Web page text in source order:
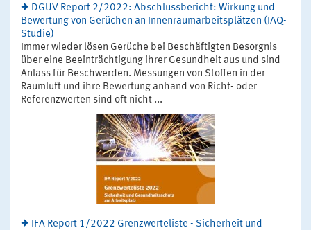
DGUV Report 2/2022: Abschlussbericht: Wirkung und
Bewertung von Gerüchen an Innenraumarbeitsplätzen (IAQ-
Studie)
Immer wieder lösen Gerüche bei Beschäftigten Besorgnis
über eine Beeinträchtigung ihrer Gesundheit aus und sind
Anlass für Beschwerden. Messungen von Stoffen in der
Raumluft und ihre Bewertung anhand von Richt- oder
Referenzwerten sind oft nicht ...
IFA Report 1/2022 Grenzwerteliste - Sicherheit und